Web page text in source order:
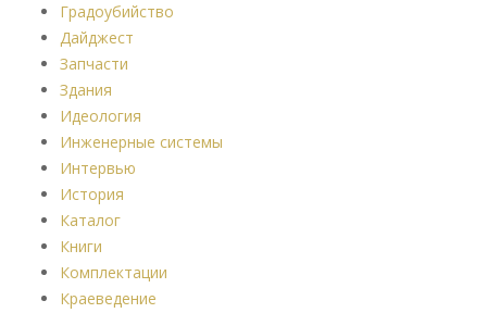
Градоубийство
Дайджест
Запчасти
Здания
Идеология
Инженерные системы
Интервью
История
Каталог
Книги
Комплектации
Краеведение